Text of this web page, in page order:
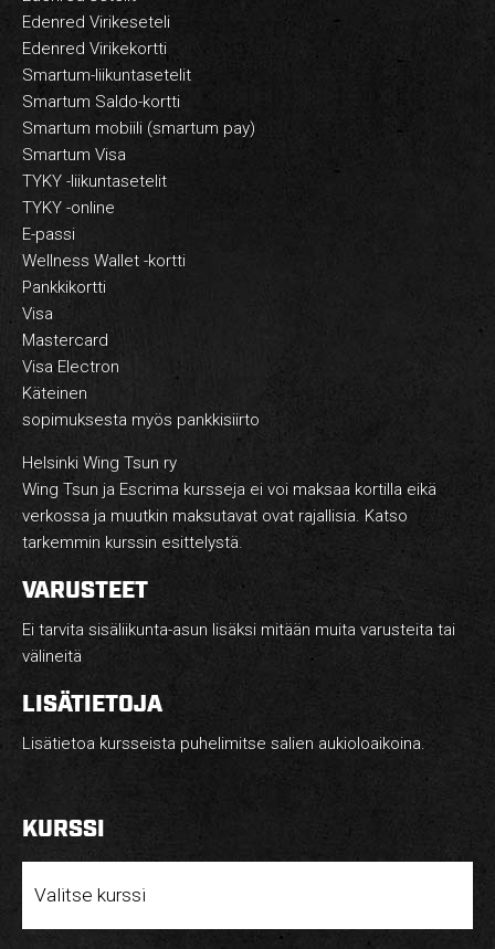
Edenred Virikeseteli
Edenred Virikekortti
Smartum-liikuntasetelit
Smartum Saldo-kortti
Smartum mobiili (smartum pay)
Smartum Visa
TYKY -liikuntasetelit
TYKY -online
E-passi
Wellness Wallet -kortti
Pankkikortti
Visa
Mastercard
Visa Electron
Käteinen
sopimuksesta myös pankkisiirto
Helsinki Wing Tsun ry
Wing Tsun ja Escrima kursseja ei voi maksaa kortilla eikä
verkossa ja muutkin maksutavat ovat rajallisia. Katso
tarkemmin kurssin esittelystä.
VARUSTEET
Ei tarvita sisäliikunta-asun lisäksi mitään muita varusteita tai
välineitä
LISÄTIETOJA
Lisätietoa kursseista puhelimitse salien aukioloaikoina.
KURSSI